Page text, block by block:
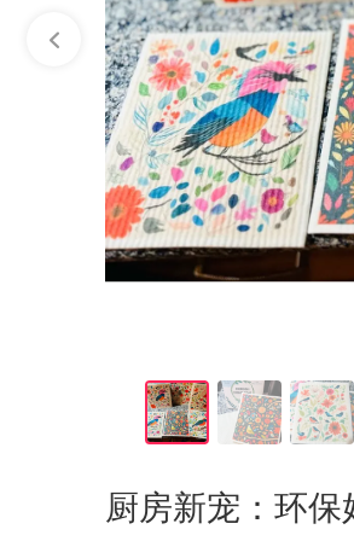
厨房新宠：环